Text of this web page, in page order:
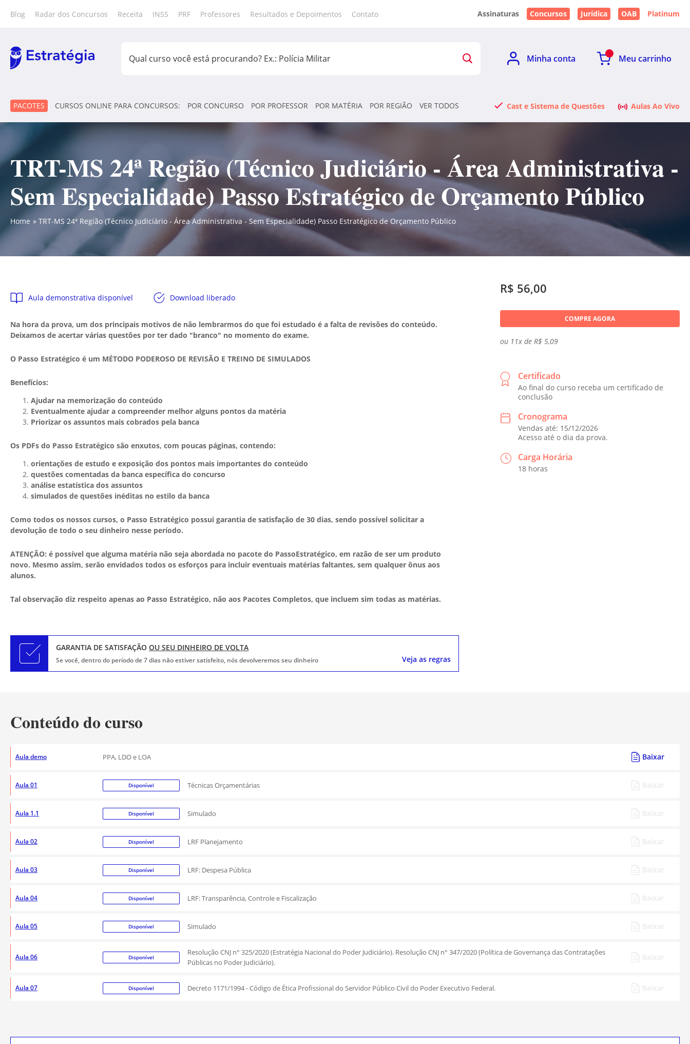
Blog Radar dos Concursos Receita INSS PRF Professores Resultados e Depoimentos Contato Assinaturas Concursos Jurídica OAB Platinum
Minha conta Meu carrinho
PACOTES CURSOS ONLINE PARA CONCURSOS: POR CONCURSO POR PROFESSOR POR MATÉRIA POR REGIÃO VER TODOS Cast e Sistema de Questões Aulas Ao Vivo
TRT-MS 24ª Região (Técnico Judiciário - Área Administrativa -
Sem Especialidade) Passo Estratégico de Orçamento Público
Home TRT-MS 24ª Região (Técnico Judiciário - Área Administrativa - Sem Especialidade) Passo Estratégico de Orçamento Público
Aula demonstrativa disponível Download liberado
Na hora da prova, um dos principais motivos de não lembrarmos do que foi estudado é a falta de revisões do conteúdo.
Deixamos de acertar várias questões por ter dado "branco" no momento do exame.
O Passo Estratégico é um MÉTODO PODEROSO DE REVISÃO E TREINO DE SIMULADOS
Benefícios:
Ajudar na memorização do conteúdo
Eventualmente ajudar a compreender melhor alguns pontos da matéria
Priorizar os assuntos mais cobrados pela banca
Os PDFs do Passo Estratégico são enxutos, com poucas páginas, contendo:
orientações de estudo e exposição dos pontos mais importantes do conteúdo
questões comentadas da banca específica do concurso
análise estatística dos assuntos
simulados de questões inéditas no estilo da banca
Como todos os nossos cursos, o Passo Estratégico possui garantia de satisfação de 30 dias, sendo possível solicitar a
devolução de todo o seu dinheiro nesse período.
ATENÇÃO: é possível que alguma matéria não seja abordada no pacote do PassoEstratégico, em razão de ser um produto
novo. Mesmo assim, serão envidados todos os esforços para incluir eventuais matérias faltantes, sem qualquer ônus aos
alunos.
Tal observação diz respeito apenas ao Passo Estratégico, não aos Pacotes Completos, que incluem sim todas as matérias.
GARANTIA DE SATISFAÇÃOOU SEU DINHEIRO DE VOLTA
Se você, dentro do período de 7 dias não estiver satisfeito, nós devolveremos seu dinheiro Veja as regras
R$ 56,00
COMPRE AGORA
ou 11x de R$ 5,09
Certificado
Ao final do curso receba um certificado de
conclusão
Cronograma
Vendas até: 15/12/2026
Acesso até o dia da prova.
Carga Horária
18 horas
Conteúdo do curso
Aula demo PPA, LDO e LOA Baixar
Aula 01 Disponível Técnicas Orçamentárias
Aula 1.1 Disponível Simulado
Aula 02 Disponível LRF Planejamento
Aula 03 Disponível LRF: Despesa Pública
Aula 04 Disponível LRF: Transparência, Controle e Fiscalização
Aula 05 Disponível Simulado
Aula 06 Disponível
Resolução CNJ n° 325/2020 (Estratégia Nacional do Poder Judiciário). Resolução CNJ n° 347/2020 (Política de Governança das Contratações
Públicas no Poder Judiciário).
Aula 07 Disponível Decreto 1171/1994 - Código de Ética Profissional do Servidor Público Civil do Poder Executivo Federal.